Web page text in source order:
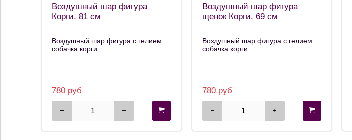
Воздушный шар фигура
Корги, 81 см
Воздушный шар фигура с гелием
собачка корги
780 руб
Воздушный шар фигура
щенок Корги, 69 см
Воздушный шар фигура с гелием
собачка корги
780 руб